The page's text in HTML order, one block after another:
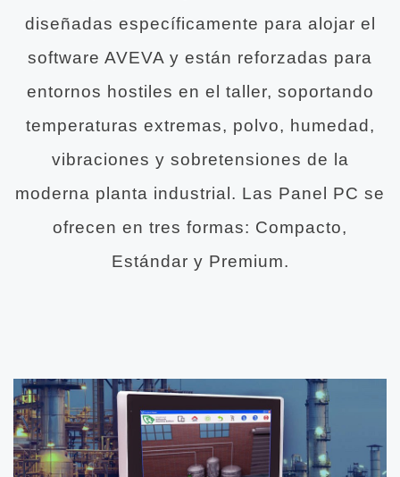
diseñadas específicamente para alojar el
software AVEVA y están reforzadas para
entornos hostiles en el taller, soportando
temperaturas extremas, polvo, humedad,
vibraciones y sobretensiones de la
moderna planta industrial. Las Panel PC se
ofrecen en tres formas: Compacto,
Estándar y Premium.